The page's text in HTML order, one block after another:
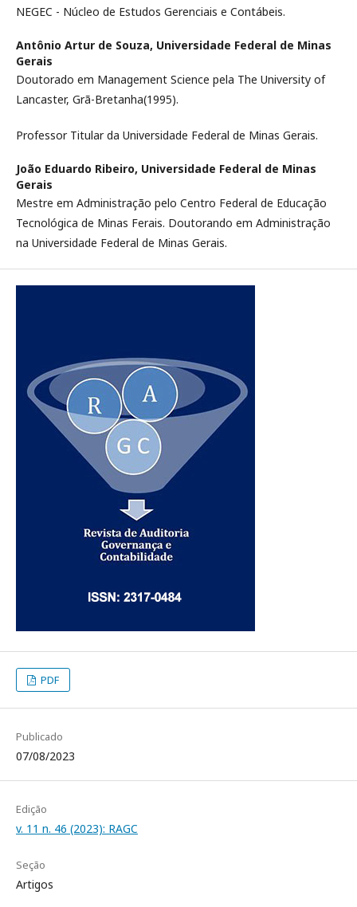
NEGEC - Núcleo de Estudos Gerenciais e Contábeis.
Antônio Artur de Souza, Universidade Federal de Minas
Gerais
Doutorado em Management Science pela The University of
Lancaster, Grã-Bretanha(1995).
Professor Titular da Universidade Federal de Minas Gerais.
João Eduardo Ribeiro, Universidade Federal de Minas
Gerais
Mestre em Administração pelo Centro Federal de Educação
Tecnológica de Minas Ferais. Doutorando em Administração
na Universidade Federal de Minas Gerais.
PDF
Publicado
07/08/2023
Edição
v. 11 n. 46 (2023): RAGC
Seção
Artigos